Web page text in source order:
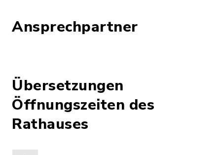
Ansprechpartner
Übersetzungen
Öffnungszeiten des
Rathauses